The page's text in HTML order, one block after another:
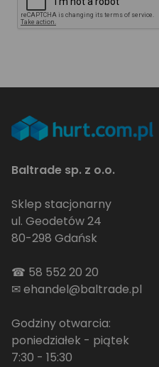
Baltrade sp. z o.o.
Sklep stacjonarny
ul. Geodetów 24
80-298 Gdańsk
☎ 58 552 20 20
✉ehandel@baltrade.pl
Godziny otwarcia:
poniedziałek - piątek
7:30 - 15:30